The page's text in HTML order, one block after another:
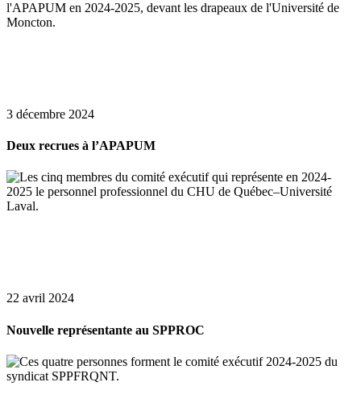
3 décembre 2024
Deux recrues à l’APAPUM
22 avril 2024
Nouvelle représentante au SPPROC